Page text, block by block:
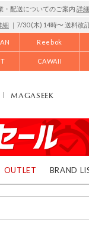
・配送についてのご案内 詳細
細 ｜7/30 (木) 14時〜 送料改
Reebok
CAWAII
MAGASEEK
OUTLET BRAND